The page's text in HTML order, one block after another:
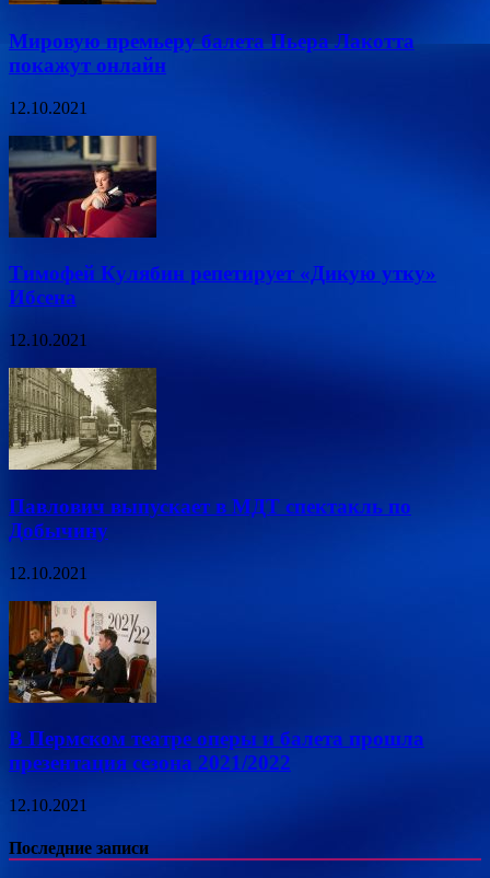
Мировую премьеру балета Пьера Лакотта
покажут онлайн
12.10.2021
Тимофей Кулябин репетирует «Дикую утку»
Ибсена
12.10.2021
Павлович выпускает в МДТ спектакль по
Добычину
12.10.2021
В Пермском театре оперы и балета прошла
презентация сезона 2021/2022
12.10.2021
Последние записи